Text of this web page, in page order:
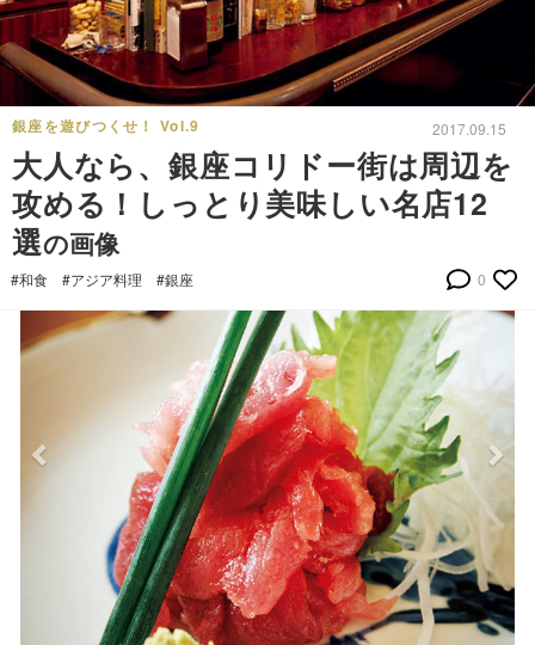
銀座を遊びつくせ！ Vol.9 2017.09.15
大人なら、銀座コリドー街は周辺を
攻める！しっとり美味しい名店12
選の画像
#和食 #アジア料理 #銀座 0